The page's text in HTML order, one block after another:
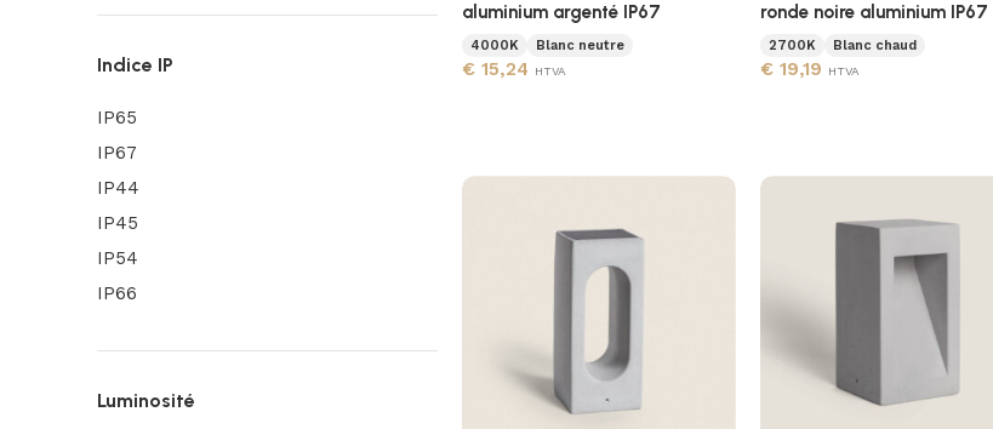
Indice IP
IP65
IP67
IP44
IP45
IP54
IP66
Luminosité
aluminium argenté IP67
4000K Blanc neutre
€ 15,24 HTVA
ronde noire aluminium IP67
2700K Blanc chaud
€19,19 HTVA